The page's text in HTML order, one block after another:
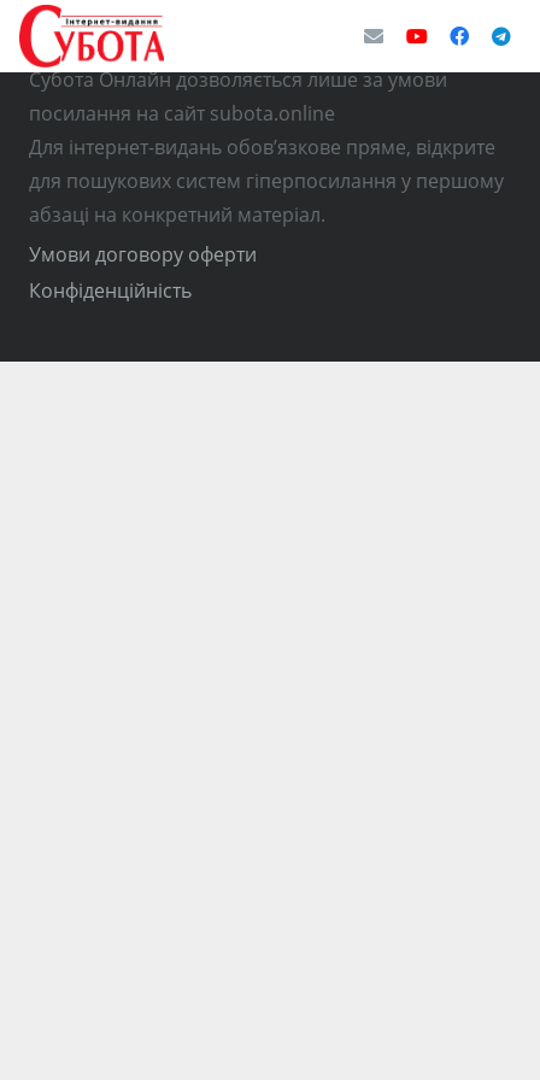
© Використання матеріалів з інтернет-видання
Субота Онлайн дозволяється лише за умови
посилання на сайт subota.online
Для інтернет-видань обов’язкове пряме, відкрите
для пошукових систем гіперпосилання у першому
абзаці на конкретний матеріал.
Умови договору оферти
Конфіденційність